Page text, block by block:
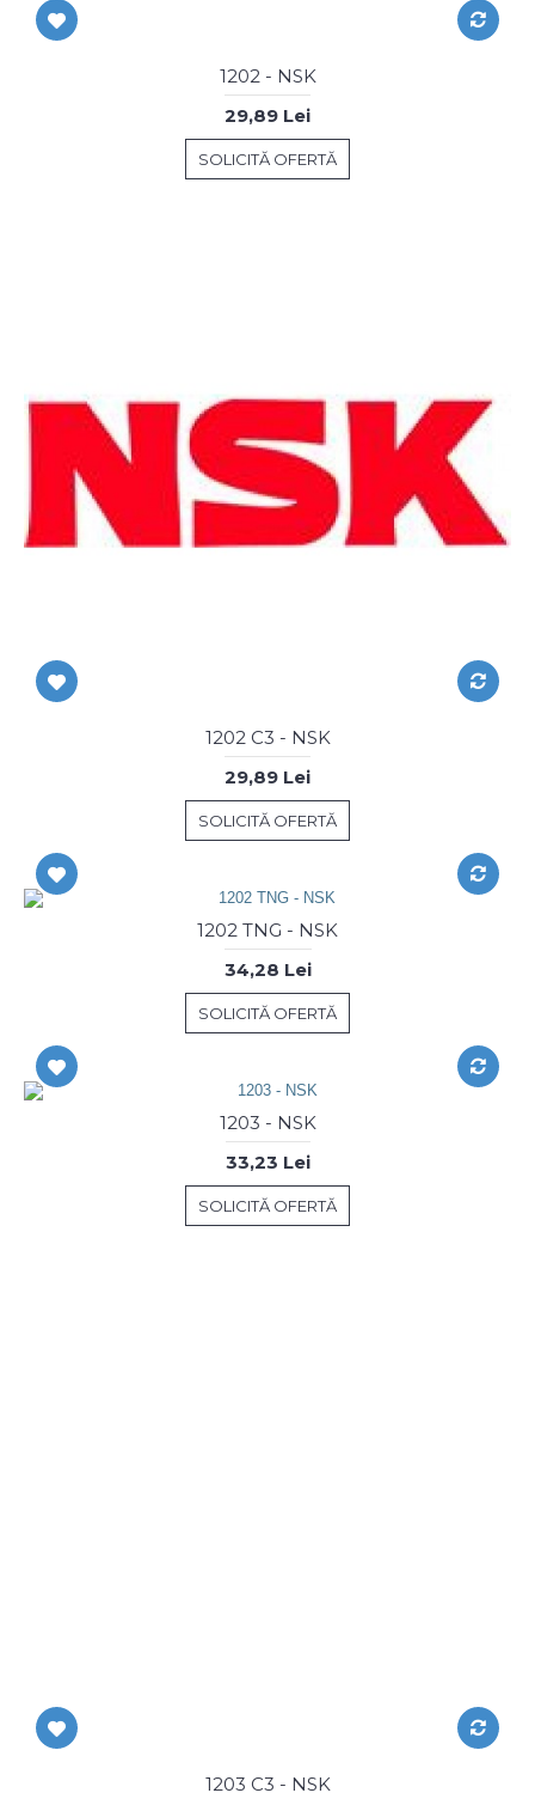
1202 - NSK
29,89 Lei
SOLICITĂ OFERTĂ
1202 C3 - NSK
29,89 Lei
SOLICITĂ OFERTĂ
1202 TNG - NSK
34,28 Lei
SOLICITĂ OFERTĂ
1203 - NSK
33,23 Lei
SOLICITĂ OFERTĂ
1203 C3 - NSK